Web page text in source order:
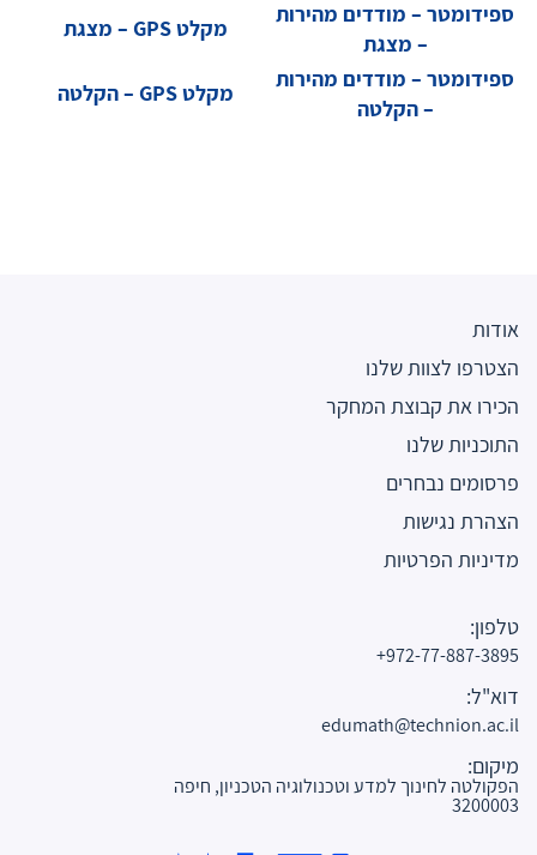
ספידומטר – מודדים מהירות
– מצגת
מקלט GPS – מצגת
ספידומטר – מודדים מהירות
– הקלטה
מקלט GPS – הקלטה
אודות
הצטרפו לצוות שלנו
הכירו את קבוצת המחקר
התוכניות שלנו
פרסומים נבחרים
הצהרת נגישות
מדיניות הפרטיות
טלפון:
972-77-887-3895+
דוא"ל:
edumath@technion.ac.il
מיקום:
הפקולטה לחינוך למדע וטכנולוגיה הטכניון, חיפה
3200003